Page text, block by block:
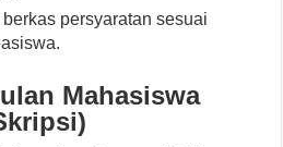
persyaratan sesuai
Mahasiswa